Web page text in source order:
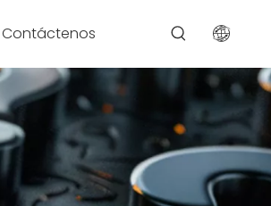
Contáctenos